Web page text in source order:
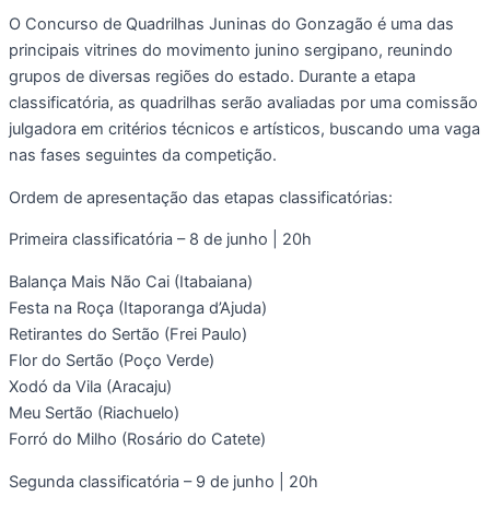
O Concurso de Quadrilhas Juninas do Gonzagão é uma das
principais vitrines do movimento junino sergipano, reunindo
grupos de diversas regiões do estado. Durante a etapa
classificatória, as quadrilhas serão avaliadas por uma comissão
julgadora em critérios técnicos e artísticos, buscando uma vaga
nas fases seguintes da competição.
Ordem de apresentação das etapas classificatórias:
Primeira classificatória – 8 de junho | 20h
Balança Mais Não Cai (Itabaiana)
Festa na Roça (Itaporanga d’Ajuda)
Retirantes do Sertão (Frei Paulo)
Flor do Sertão (Poço Verde)
Xodó da Vila (Aracaju)
Meu Sertão (Riachuelo)
Forró do Milho (Rosário do Catete)
Segunda classificatória – 9 de junho | 20h